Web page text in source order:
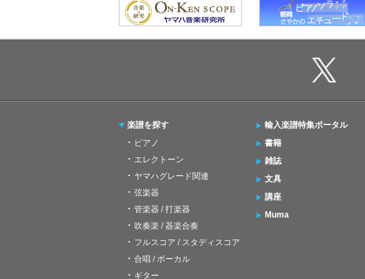
楽譜を探す
ピアノ
エレクトーン
ヤマハグレード関連
弦楽器
管楽器 / 打楽器
吹奏楽 / 器楽合奏
フルスコア / スタディスコア
合唱 / ボーカル
ギター
輸入楽譜特集ポータル
書籍
雑誌
文具
講座
Muma